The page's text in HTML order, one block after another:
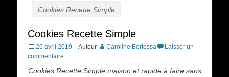
Cookies Recette Simple
Cookies Recette Simple
Posted
on
26 avril 2019 Auteur Caroline Bertossa
Laisser un
commentaire
Cookies Recette Simple maison et rapide à faire sans